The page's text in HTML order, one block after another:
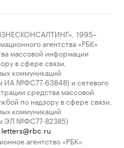
1995–
агентства «РБК»
массовой информации
в сфере связи,
коммуникаций
ИА №ФС77-63848) и сетевого
средства массовой
по надзору в сфере связи,
коммуникаций
ЭЛ №ФС77-82385)
letters@rbc.ru
агентство «РБК».